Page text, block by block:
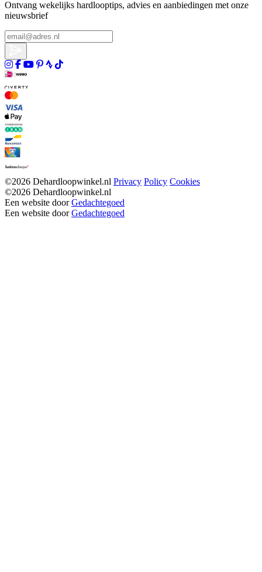
Ontvang wekelijks hardlooptips, advies en aanbiedingen met onze
nieuwsbrief
©2026 Dehardloopwinkel.nl Privacy Policy Cookies
©2026 Dehardloopwinkel.nl
Een website doorGedachtegoed
Een website doorGedachtegoed